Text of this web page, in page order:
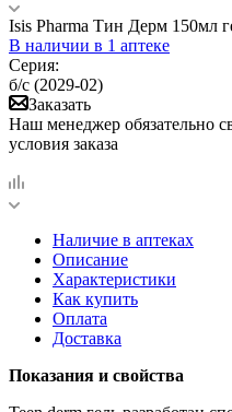
Isis Pharma Тин Дерм 150мл
В наличии в 1 аптеке
Серия:
б/с (2029-02)
Заказать
Наш менеджер обязательно
условия заказа
Наличие в аптеках
Описание
Характеристики
Как купить
Оплата
Доставка
Показания и свойства